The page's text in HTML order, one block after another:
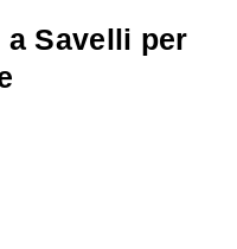
Savelli per